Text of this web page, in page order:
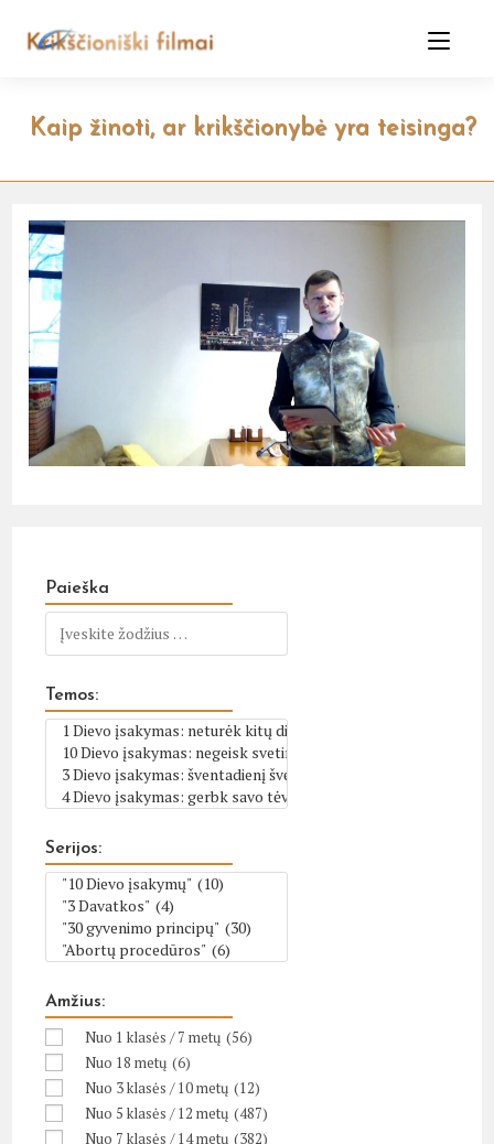
Kaip žinoti, ar krikščionybė yra teisinga?
Paieška
Temos:
Serijos:
Amžius:
Nuo 1 klasės / 7 metų (56)
Nuo 18 metų (6)
Nuo 3 klasės / 10 metų (12)
Nuo 5 klasės / 12 metų (487)
Nuo 7 klasės / 14 metų (382)